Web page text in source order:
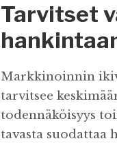
Tarvitset
Markkinoinnin
tarvitsee
todennäköisyys
tavasta suodattaa